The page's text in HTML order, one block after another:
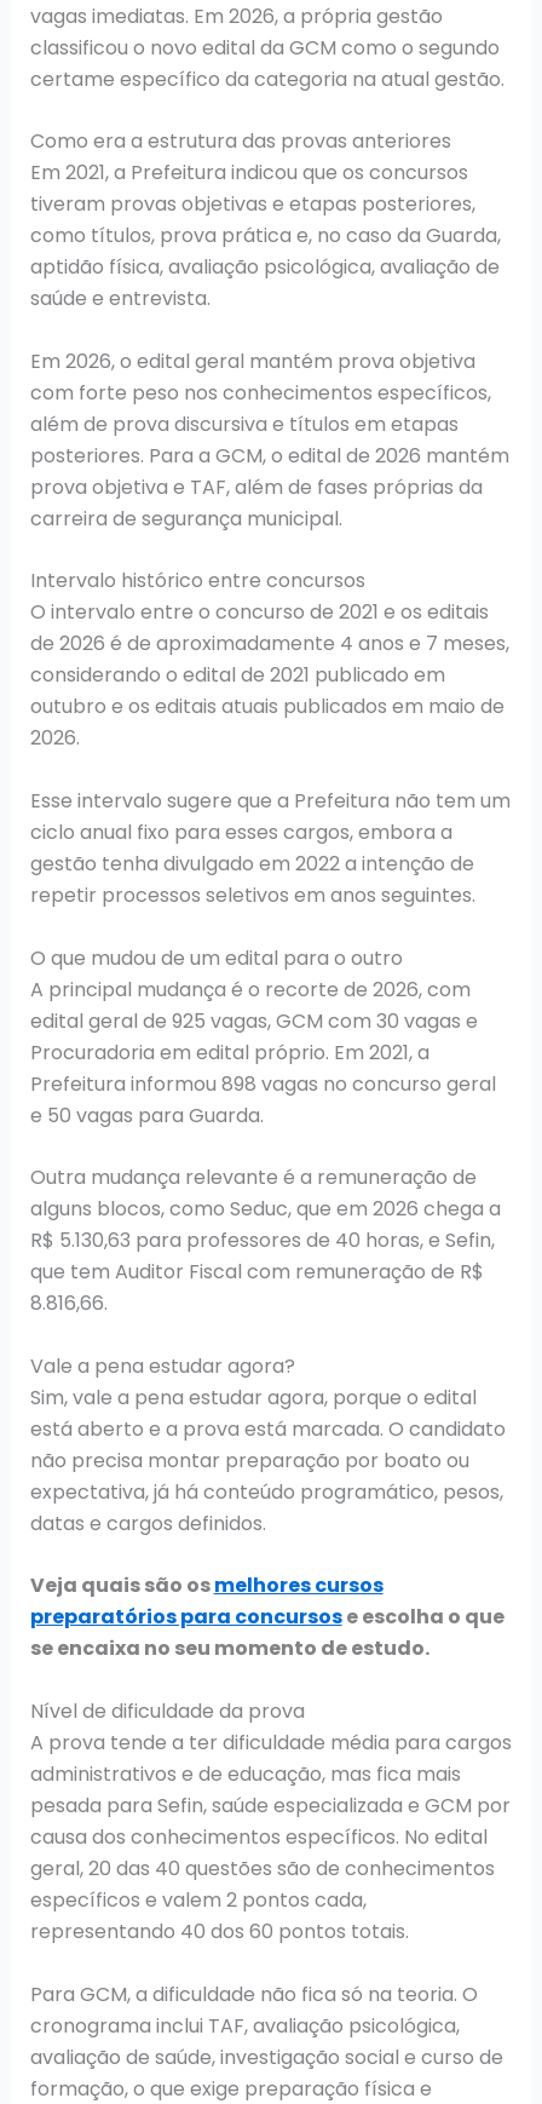
vagas imediatas. Em 2026, a própria gestão
classificou o novo edital da GCM como o segundo
certame específico da categoria na atual gestão.
Como era a estrutura das provas anteriores
Em 2021, a Prefeitura indicou que os concursos
tiveram provas objetivas e etapas posteriores,
como títulos, prova prática e, no caso da Guarda,
aptidão física, avaliação psicológica, avaliação de
saúde e entrevista.
Em 2026, o edital geral mantém prova objetiva
com forte peso nos conhecimentos específicos,
além de prova discursiva e títulos em etapas
posteriores. Para a GCM, o edital de 2026 mantém
prova objetiva e TAF, além de fases próprias da
carreira de segurança municipal.
Intervalo histórico entre concursos
O intervalo entre o concurso de 2021 e os editais
de 2026 é de aproximadamente 4 anos e 7 meses,
considerando o edital de 2021 publicado em
outubro e os editais atuais publicados em maio de
2026.
Esse intervalo sugere que a Prefeitura não tem um
ciclo anual fixo para esses cargos, embora a
gestão tenha divulgado em 2022 a intenção de
repetir processos seletivos em anos seguintes.
O que mudou de um edital para o outro
A principal mudança é o recorte de 2026, com
edital geral de 925 vagas, GCM com 30 vagas e
Procuradoria em edital próprio. Em 2021, a
Prefeitura informou 898 vagas no concurso geral
e 50 vagas para Guarda.
Outra mudança relevante é a remuneração de
alguns blocos, como Seduc, que em 2026 chega a
R$ 5.130,63 para professores de 40 horas, e Sefin,
que tem Auditor Fiscal com remuneração de R$
8.816,66.
Vale a pena estudar agora?
Sim, vale a pena estudar agora, porque o edital
está aberto e a prova está marcada. O candidato
não precisa montar preparação por boato ou
expectativa, já há conteúdo programático, pesos,
datas e cargos definidos.
Veja quais são osmelhores cursos
preparatórios para concursose escolha o que
se encaixa no seu momento de estudo.
Nível de dificuldade da prova
A prova tende a ter dificuldade média para cargos
administrativos e de educação, mas fica mais
pesada para Sefin, saúde especializada e GCM por
causa dos conhecimentos específicos. No edital
geral, 20 das 40 questões são de conhecimentos
específicos e valem 2 pontos cada,
representando 40 dos 60 pontos totais.
Para GCM, a dificuldade não fica só na teoria. O
cronograma inclui TAF, avaliação psicológica,
avaliação de saúde, investigação social e curso de
formação, o que exige preparação física e